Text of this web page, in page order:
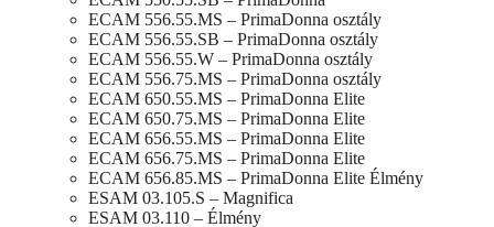
ECAM 556.55.MS – PrimaDonna osztály
ECAM 556.55.SB – PrimaDonna osztály
ECAM 556.55.W – PrimaDonna osztály
ECAM 556.75.MS – PrimaDonna osztály
ECAM 650.55.MS – PrimaDonna Elite
ECAM 650.75.MS – PrimaDonna Elite
ECAM 656.55.MS – PrimaDonna Elite
ECAM 656.75.MS – PrimaDonna Elite
ECAM 656.85.MS – PrimaDonna Elite Élmény
ESAM 03.105.S – Magnifica
ESAM 03.110 – Élmény